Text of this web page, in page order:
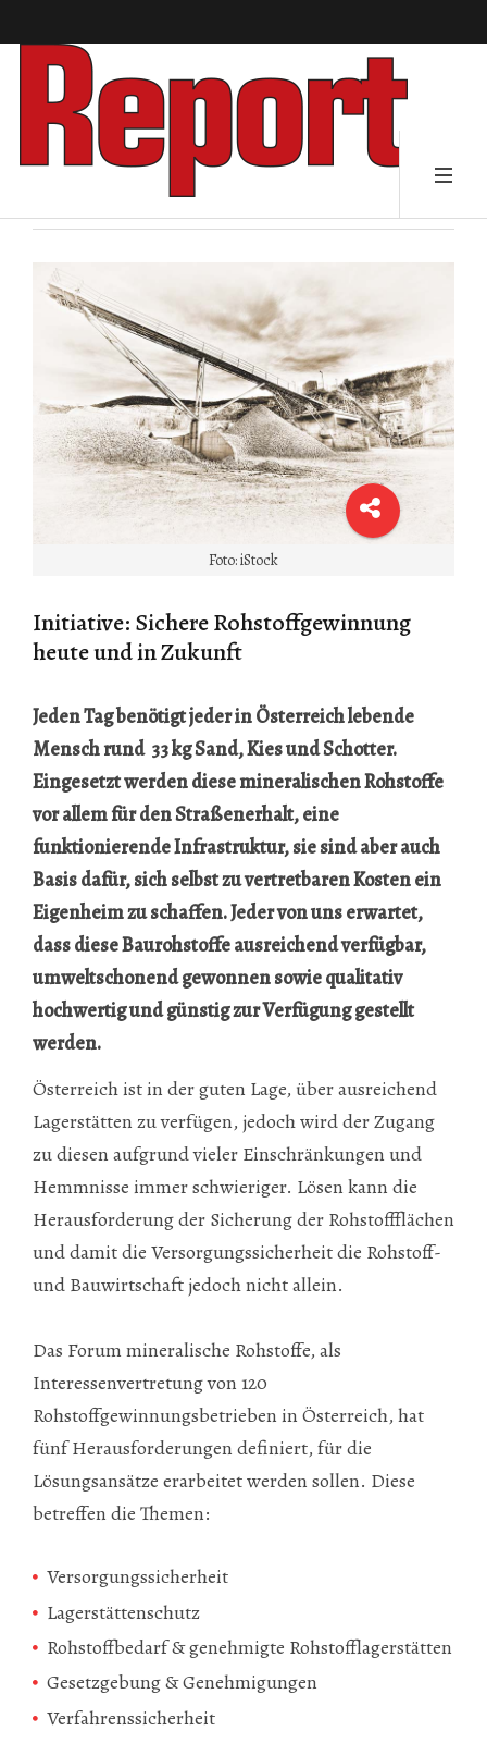
Foto: iStock
Initiative: Sichere Rohstoffgewinnung
heute und in Zukunft
Jeden Tag benötigt jeder in Österreich lebende
Mensch rund 33 kg Sand, Kies und Schotter.
Eingesetzt werden diese mineralischen Rohstoffe
vor allem für den Straßenerhalt, eine
funktionierende Infrastruktur, sie sind aber auch
Basis dafür, sich selbst zu vertretbaren Kosten ein
Eigenheim zu schaffen. Jeder von uns erwartet,
dass diese Baurohstoffe ausreichend verfügbar,
umweltschonend gewonnen sowie qualitativ
hochwertig und günstig zur Verfügung gestellt
werden.
Österreich ist in der guten Lage, über ausreichend
Lagerstätten zu verfügen, jedoch wird der Zugang
zu diesen aufgrund vieler Einschränkungen und
Hemmnisse immer schwieriger. Lösen kann die
Herausforderung der Sicherung der Rohstoffflächen
und damit die Versorgungssicherheit die Rohstoff-
und Bauwirtschaft jedoch nicht allein.
Das Forum mineralische Rohstoffe, als
Interessenvertretung von 120
Rohstoffgewinnungsbetrieben in Österreich, hat
fünf Herausforderungen definiert, für die
Lösungsansätze erarbeitet werden sollen. Diese
betreffen die Themen:
Versorgungssicherheit
Lagerstättenschutz
Rohstoffbedarf & genehmigte Rohstofflagerstätten
Gesetzgebung & Genehmigungen
Verfahrenssicherheit